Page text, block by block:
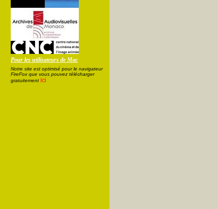
Pour les utilisateurs de Mac
Notre site est optimisé pour le navigateur
FireFox que vous pouvez télécharger
gratuitement ici